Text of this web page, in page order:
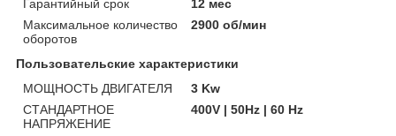
Гарантийный срок
12 мес
Максимальное количество
оборотов
2900 об/мин
Пользовательские характеристики
МОЩНОСТЬ ДВИГАТЕЛЯ
3 Kw
СТАНДАРТНОЕ
НАПРЯЖЕНИЕ
400V | 50Hz | 60 Hz